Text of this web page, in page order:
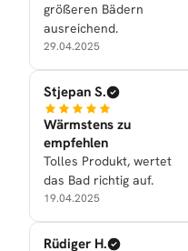
größeren Bädern
ausreichend.
29.04.2025
Stjepan S.
Wärmstens zu
empfehlen
Tolles Produkt, wertet
das Bad richtig auf.
19.04.2025
Rüdiger H.